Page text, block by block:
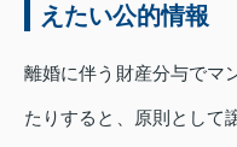
えたい公的情報
離婚に伴う財産分与でマ
たりすると、原則として